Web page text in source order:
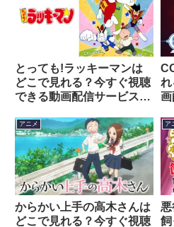
とっても!ラッキーマンは
どこで見れる？今すぐ視聴
できる動画配信サービスを
れ
画
アニメ
からかい上手の高木さんは
どこで見れる？今すぐ視聴
ア
飼